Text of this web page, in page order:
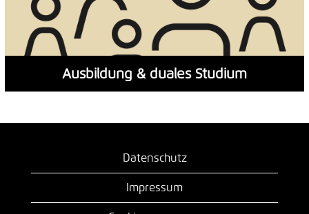
Ausbildung & duales Studium
Datenschutz
Impressum